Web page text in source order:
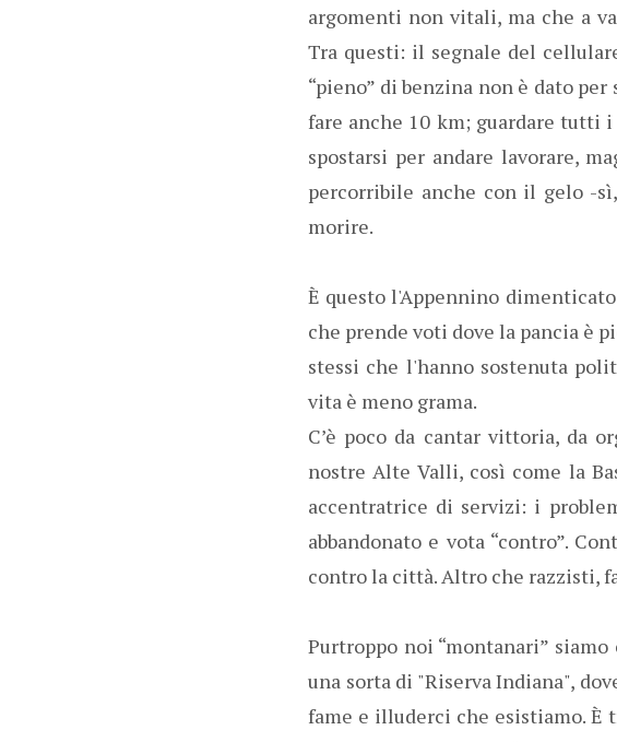
argomenti non vitali, ma che a
Tra questi: il segnale del
“pieno” di benzina non è dato
fare anche 10 km; guardare tutti
spostarsi per andare lavorare,
percorribile anche con il gelo -
morire.
È questo l'Appennino
che prende voti dove la pancia è
stessi che l'hanno sostenuta
vita è meno grama.
C’è poco da cantar vittoria, da
nostre Alte Valli, così come la
accentratrice di servizi: i
abbandonato e vota “contro”.
contro la città. Altro che razzisti,
Purtroppo noi “montanari”
una sorta di "Riserva Indiana",
fame e illuderci che esistiamo. È